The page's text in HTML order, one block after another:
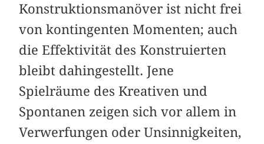
Kon­struktionsmanöver ist nicht frei
von kontingenten Momenten; auch
die Effekti­vität des Konstruierten
bleibt dahingestellt. Jene
Spielräume des Kreativen und
Spontanen zeigen sich vor allem in
Verwerfungen oder Unsinnigkeiten,